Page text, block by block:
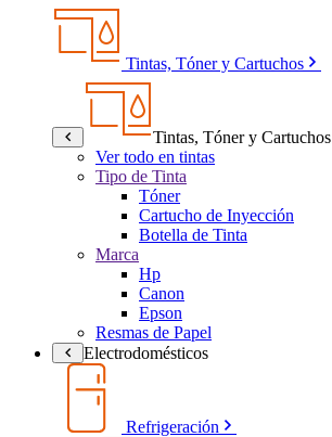
Tintas, Tóner y Cartuchos
Tintas, Tóner y Cartuchos
Ver todo en tintas
Tipo de Tinta
Tóner
Cartucho de Inyección
Botella de Tinta
Marca
Hp
Canon
Epson
Resmas de Papel
Electrodomésticos
Refrigeración